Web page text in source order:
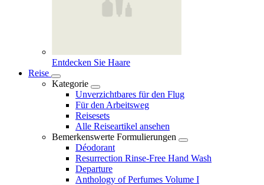
Entdecken Sie Haare
Reise
Kategorie
Unverzichtbares für den Flug
Für den Arbeitsweg
Reisesets
Alle Reiseartikel ansehen
Bemerkenswerte Formulierungen
Déodorant
Resurrection Rinse‑Free Hand Wash
Departure
Anthology of Perfumes Volume I